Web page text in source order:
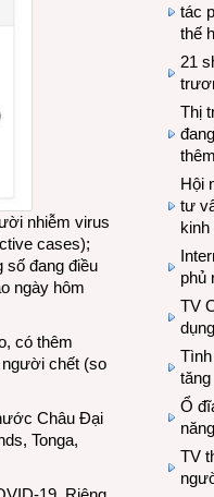
nhiễm virus
cases);
số đang điều
ngày hôm
có thêm
chết (so
Châu Đại
Tonga,
tác
thế
21
Thị
thêm
Hội
tư
kinh
phủ
TV
tăng
Ổ
TV